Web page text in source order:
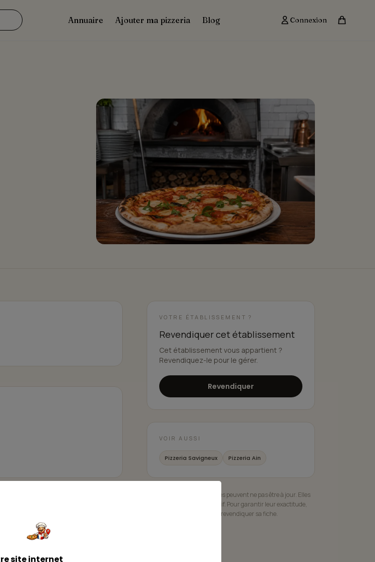
Annuaire Ajouter ma pizzeria Blog Connexion
VOTRE ÉTABLISSEMENT ?
Revendiquer cet établissement
Cet établissement vous appartient ?
Revendiquez-le pour le gérer.
Revendiquer
VOIR AUSSI
Pizzeria Savigneux Pizzeria Ain
Les informations présentées peuvent ne pas être à jour. Elles
sont fournies à titre indicatif. Pour garantir leur exactitude,
l'établissement est invité à revendiquer sa fiche.
site internet